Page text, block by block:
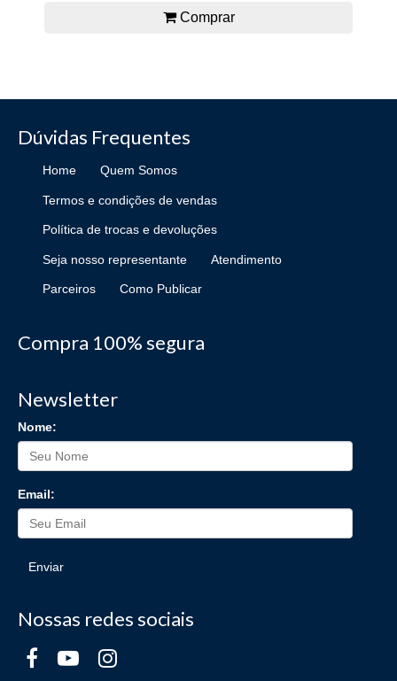
Comprar
Dúvidas Frequentes
Home Quem Somos
Termos e condições de vendas
Política de trocas e devoluções
Seja nosso representante Atendimento
Parceiros Como Publicar
Compra 100% segura
Newsletter
Nome:
Email:
Enviar
Nossas redes sociais